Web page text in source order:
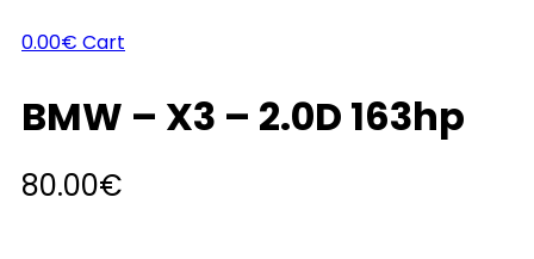
0.00€ Cart
BMW – X3 – 2.0D 163hp
80.00€